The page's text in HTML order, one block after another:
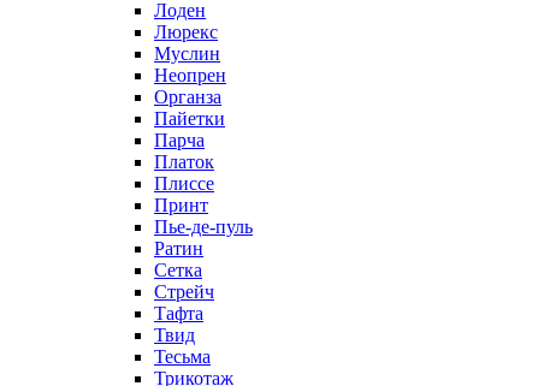
Лоден
Люрекс
Муслин
Неопрен
Органза
Пайетки
Парча
Платок
Плиссе
Принт
Пье-де-пуль
Ратин
Сетка
Стрейч
Тафта
Твид
Тесьма
Трикотаж